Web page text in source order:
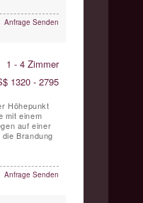
Anfrage Senden
1 - 4 Zimmer
1320 - 2795
Höhepunkt
mit einem
auf einer
Brandung
Anfrage Senden